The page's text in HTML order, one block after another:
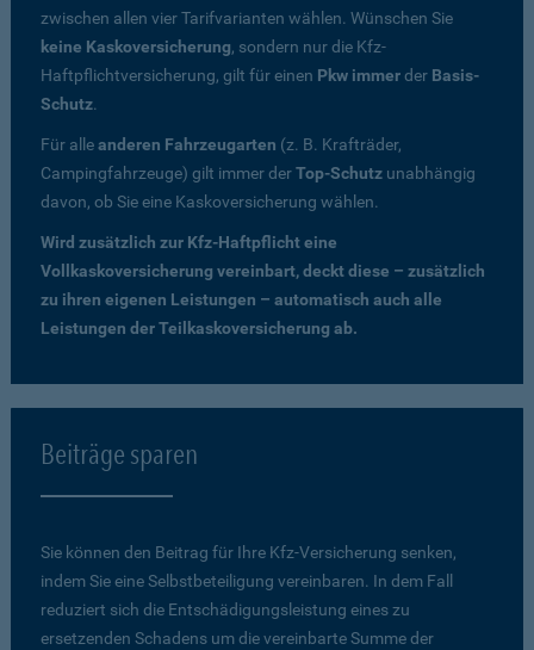
zwischen allen vier Tarifvarianten wählen. Wünschen Sie
keine Kaskoversicherung, sondern nur die Kfz-
Haftpflichtversicherung, gilt für einen Pkw immerder Basis-
Schutz.
Für alleanderen Fahrzeugarten (z. B. Krafträder,
Campingfahrzeuge) gilt immer derTop-Schutz unabhängig
davon, ob Sie eine Kaskoversicherung wählen.
Wird zusätzlich zur Kfz-Haftpflicht eine
Vollkaskoversicherung vereinbart, deckt diese – zusätzlich
zu ihren eigenen Leistungen – automatisch auch alle
Leistungen der Teilkaskoversicherung ab.
Beiträge sparen
Sie können den Beitrag für Ihre Kfz-Versicherung senken,
indem Sie eine Selbstbeteiligung vereinbaren. In dem Fall
reduziert sich die Entschädigungsleistung eines zu
ersetzenden Schadens um die vereinbarte Summe der